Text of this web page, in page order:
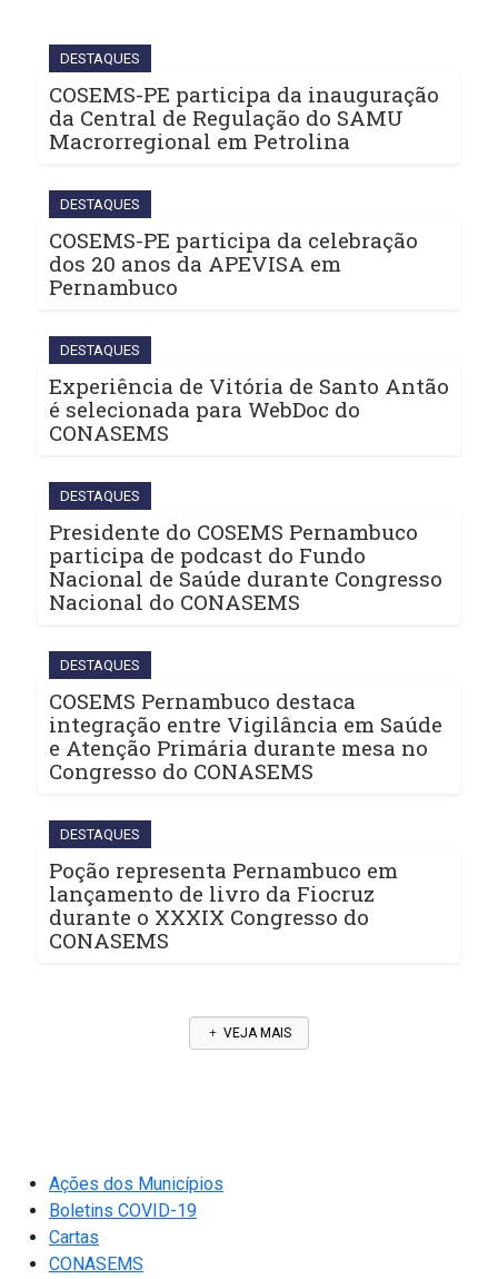
DESTAQUES
COSEMS-PE participa da inauguração
da Central de Regulação do SAMU
Macrorregional em Petrolina
DESTAQUES
COSEMS-PE participa da celebração
dos 20 anos da APEVISA em
Pernambuco
DESTAQUES
Experiência de Vitória de Santo Antão
é selecionada para WebDoc do
CONASEMS
DESTAQUES
Presidente do COSEMS Pernambuco
participa de podcast do Fundo
Nacional de Saúde durante Congresso
Nacional do CONASEMS
DESTAQUES
COSEMS Pernambuco destaca
integração entre Vigilância em Saúde
e Atenção Primária durante mesa no
Congresso do CONASEMS
DESTAQUES
Poção representa Pernambuco em
lançamento de livro da Fiocruz
durante o XXXIX Congresso do
CONASEMS
VEJA MAIS
Ações dos Municípios
Boletins COVID-19
Cartas
CONASEMS